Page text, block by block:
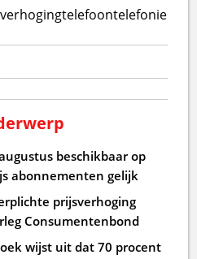
telefoontelefonie
beschikbaar op
abonnementen gelijk
prijsverhoging
Consumentenbond
wijst uit dat 70 procent